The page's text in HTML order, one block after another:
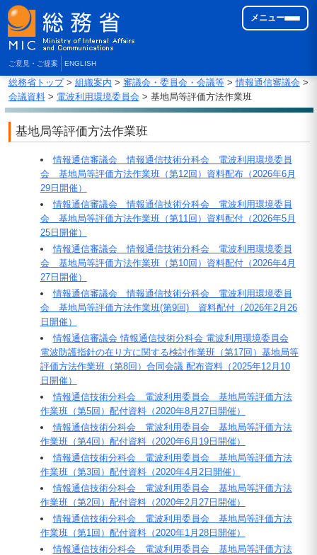
ご意見・ご提案 ENGLISH
メニュー
総務省トップ> 組織案内 > 審議会・委員会・会議等>情報通信審議会 >
会議資料> 電波利用環境委員会 > 基地局等評価方法作業班
基地局等評価方法作業班
情報通信審議会 情報通信技術分科会 電波利用環境委員
会 基地局等評価方法作業班（第12回）資料配布（2026年6月
29日開催）
情報通信審議会 情報通信技術分科会 電波利用環境委員
会 基地局等評価方法作業班（第11回）資料配付（2026年5月
25日開催）
情報通信審議会 情報通信技術分科会 電波利用環境委員
会 基地局等評価方法作業班（第10回）資料配付（2026年4月
27日開催）
情報通信審議会 情報通信技術分科会 電波利用環境委員
会 基地局等評価方法作業班(第9回) 資料配付（2026年2月26
日開催）
情報通信審議会 情報通信技術分科会 電波利用環境委員会
電波防護指針の在り方に関する検討作業班（第17回）基地局等
評価方法作業班（第8回）合同会議 配布資料（2025年12月10
日開催）
情報通信技術分科会 電波利用委員会 基地局等評価方法
作業班（第5回）配付資料（2020年8月27日開催）
情報通信技術分科会 電波利用委員会 基地局等評価方法
作業班（第4回）配付資料（2020年6月19日開催）
情報通信技術分科会 電波利用委員会 基地局等評価方法
作業班（第3回）配付資料（2020年4月2日開催）
情報通信技術分科会 電波利用委員会 基地局等評価方法
作業班（第2回）配付資料（2020年2月27日開催）
情報通信技術分科会 電波利用委員会 基地局等評価方法
作業班（第1回）配付資料（2020年1月28日開催）
情報通信技術分科会 電波利用委員会 基地局等評価方法